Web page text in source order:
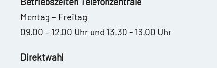
Montag – Freitag
09.00 – 12.00 Uhr und 13.30 - 16.00 Uhr
Direktwahl